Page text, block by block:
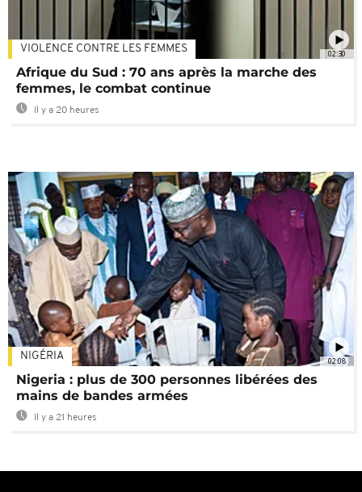
02:30
VIOLENCE CONTRE LES FEMMES
Afrique du Sud : 70 ans après la marche des
femmes, le combat continue
Il y a 20 heures
02:08
NIGÉRIA
Nigeria : plus de 300 personnes libérées des
mains de bandes armées
Il y a 21 heures